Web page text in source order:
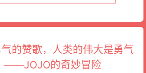
的赞歌，人类的伟大是勇气
——JOJO的奇妙冒险